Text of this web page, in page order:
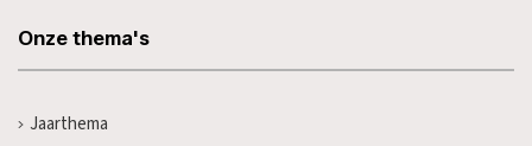
Onze thema's
Jaarthema